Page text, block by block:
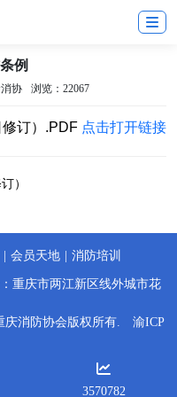
例
协 浏览：22067
订）.PDF 点击打开链接
）
会员天地 消防培训
重庆市两江新区线外城市花
庆消防协会版权所有. 渝ICP
3570782